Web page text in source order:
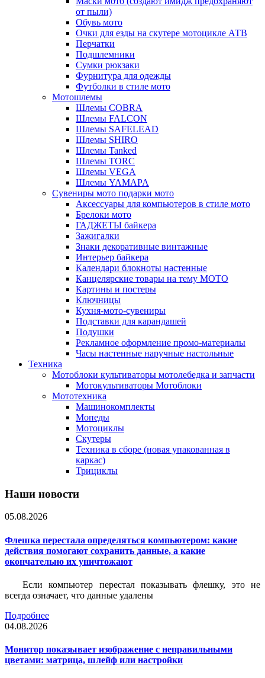
от пыли)
Обувь мото
Очки для езды на скутере мотоцикле АТВ
Перчатки
Подшлемники
Сумки рюкзаки
Фурнитура для одежды
Футболки в стиле мото
Мотошлемы
Шлемы COBRA
Шлемы FALCON
Шлемы SAFELEAD
Шлемы SHIRO
Шлемы Tanked
Шлемы TORC
Шлемы VEGA
Шлемы YAMAPA
Сувениры мото подарки мото
Аксессуары для компьютеров в стиле мото
Брелоки мото
ГАДЖЕТЫ байкера
Зажигалки
Знаки декоративные винтажные
Интерьер байкера
Календари блокноты настенные
Канцелярские товары на тему МОТО
Картины и постеры
Ключницы
Кухня-мото-сувениры
Подставки для карандашей
Подушки
Рекламное оформление промо-материалы
Часы настенные наручные настольные
Техника
Мотоблоки культиваторы мотолебедка и запчасти
Мотокультиваторы Мотоблоки
Мототехника
Машинокомплекты
Мопеды
Мотоциклы
Скутеры
Техника в сборе (новая упакованная в
каркас)
Трициклы
Наши новости
05.08.2026
Флешка перестала определяться компьютером: какие
действия помогают сохранить данные, а какие
окончательно их уничтожают
Если компьютер перестал показывать флешку, это не
всегда означает, что данные удалены
Подробнее
04.08.2026
Монитор показывает изображение с неправильными
цветами: матрица, шлейф или настройки